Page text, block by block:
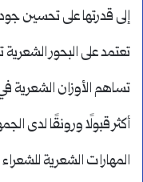
إلى قدرتها على تحسين
تعتمد على البحور
تساهم الأوزان الشعرية
أكثر قبولًا ورونقًا لدى
المهارات الشعرية